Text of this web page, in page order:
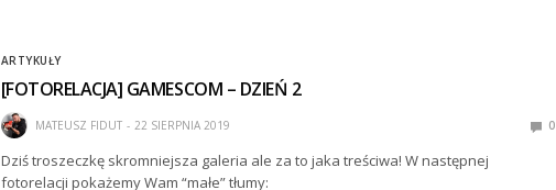
ARTYKUŁY
[FOTORELACJA] GAMESCOM – DZIEŃ 2
MATEUSZ FIDUT 22 SIERPNIA 2019 0
Dziś troszeczkę skromniejsza galeria ale za to jaka treściwa! W następnej
fotorelacji pokażemy Wam “małe” tłumy: